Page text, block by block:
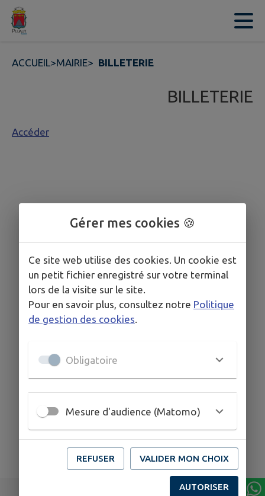
Contenu
ACCUEIL>MAIRIE> BILLETERIE
BILLETERIE
Accéder
Gérer mes cookies 🍪
Ce site web utilise des cookies. Un cookie est
un petit fichier enregistré sur votre terminal
lors de la visite sur le site.
Pour en savoir plus, consultez notre Politique
de gestion des cookies.
Obligatoire
Mesure d'audience (Matomo)
REFUSER VALIDER MON CHOIX
AUTORISER